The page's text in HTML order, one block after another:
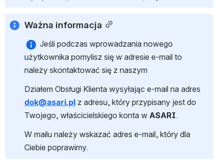
Ważna informacja
Jeśli podczas wprowadzania nowego
użytkownika pomylisz się w adresie e-mail to
należy skontaktować się z naszym
dok@asari.pl z adresu, który przypisany jest do
Twojego, właścicielskiego konta w ASARI.
W mailu należy wskazać adres e-mail, który dla
Ciebie poprawimy.